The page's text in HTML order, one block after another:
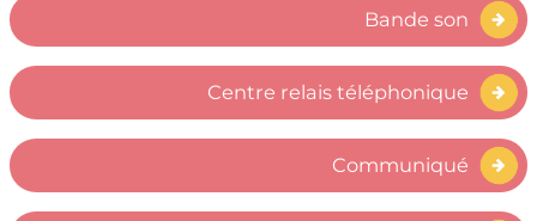
Bande son
Centre relais téléphonique
Communiqué